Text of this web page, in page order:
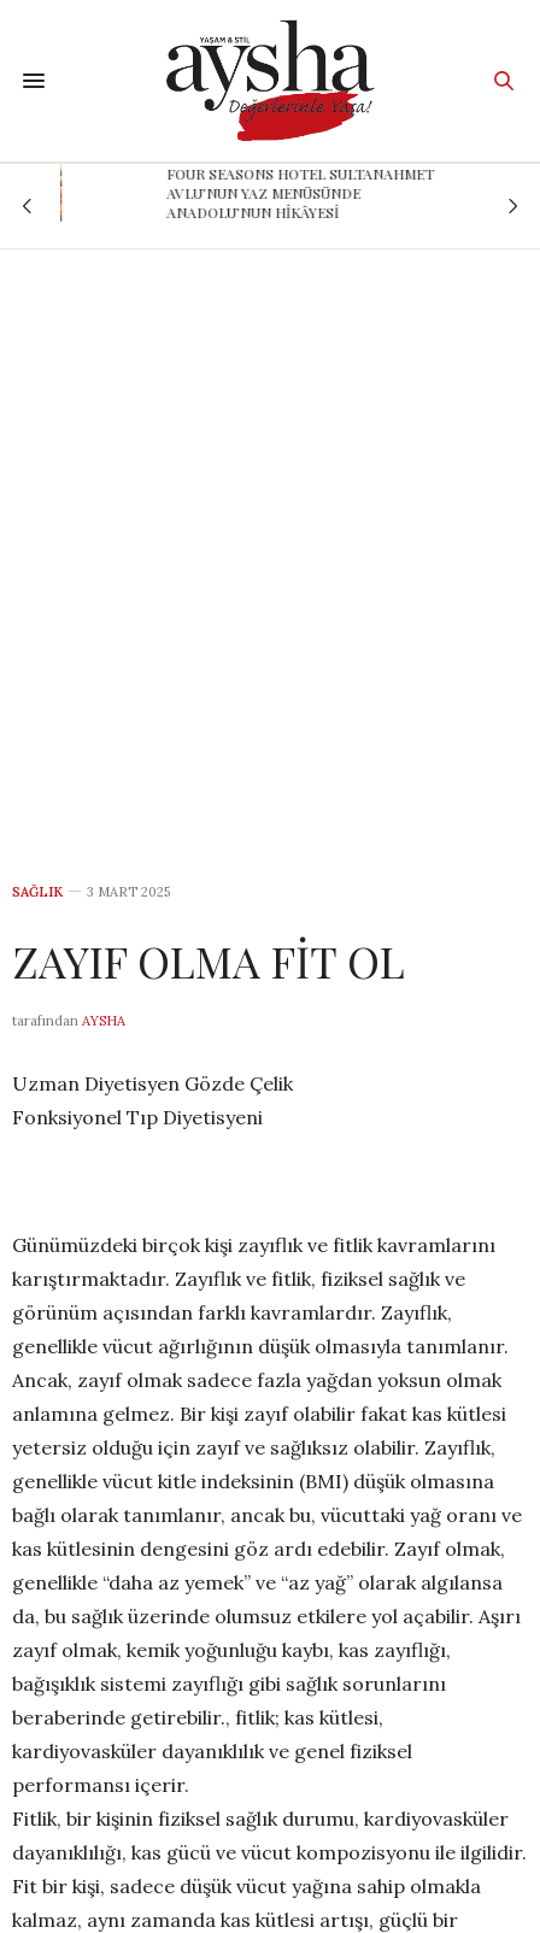
FOUR SEASONS HOTEL SULTANAHMET
AVLU’NUN YAZ MENÜSÜNDE
ANADOLU’NUN HİKÂYESİ
SAĞLIK 3 MART 2025
ZAYIF OLMA FİT OL
tarafından AYSHA
Uzman Diyetisyen Gözde Çelik
Fonksiyonel Tıp Diyetisyeni
Günümüzdeki birçok kişi zayıflık ve fitlik kavramlarını
karıştırmaktadır. Zayıflık ve fitlik, fiziksel sağlık ve
görünüm açısından farklı kavramlardır. Zayıflık,
genellikle vücut ağırlığının düşük olmasıyla tanımlanır.
Ancak, zayıf olmak sadece fazla yağdan yoksun olmak
anlamına gelmez. Bir kişi zayıf olabilir fakat kas kütlesi
yetersiz olduğu için zayıf ve sağlıksız olabilir. Zayıflık,
genellikle vücut kitle indeksinin (BMI) düşük olmasına
bağlı olarak tanımlanır, ancak bu, vücuttaki yağ oranı ve
kas kütlesinin dengesini göz ardı edebilir. Zayıf olmak,
genellikle “daha az yemek” ve “az yağ” olarak algılansa
da, bu sağlık üzerinde olumsuz etkilere yol açabilir. Aşırı
zayıf olmak, kemik yoğunluğu kaybı, kas zayıflığı,
bağışıklık sistemi zayıflığı gibi sağlık sorunlarını
beraberinde getirebilir., fitlik; kas kütlesi,
kardiyovasküler dayanıklılık ve genel fiziksel
performansı içerir.
Fitlik, bir kişinin fiziksel sağlık durumu, kardiyovasküler
dayanıklılığı, kas gücü ve vücut kompozisyonu ile ilgilidir.
Fit bir kişi, sadece düşük vücut yağına sahip olmakla
kalmaz, aynı zamanda kas kütlesi artışı, güçlü bir